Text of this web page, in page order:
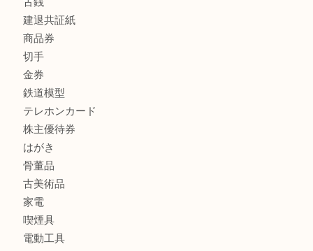
貴金属
宝石
金製品
銀製品
財布
スニーカー
バッグ
ブランド
時計
カメラ
食器
金貨
記念メダル